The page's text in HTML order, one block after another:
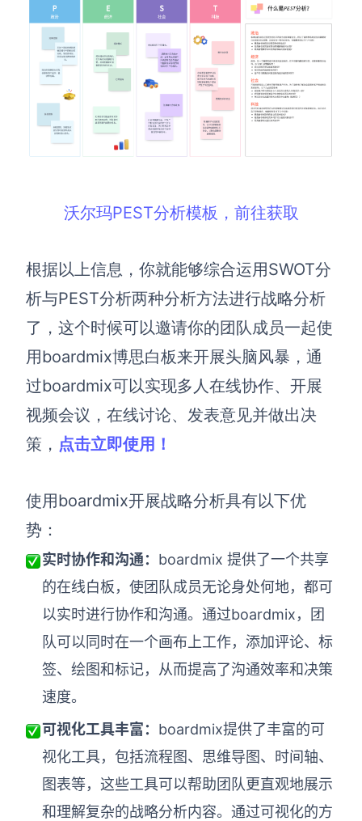
沃尔玛PEST分析模板，前往获取
根据以上信息，你就能够综合运用SWOT分
析与PEST分析两种分析方法进行战略分析
了，这个时候可以邀请你的团队成员一起使
用boardmix博思白板来开展头脑风暴，通
过boardmix可以实现多人在线协作、开展
视频会议，在线讨论、发表意见并做出决
策， 点击立即使用！
使用boardmix开展战略分析具有以下优
势：
实时协作和沟通： boardmix 提供了一个共享
的在线白板，使团队成员无论身处何地，都可
以实时进行协作和沟通。通过boardmix，团
队可以同时在一个画布上工作，添加评论、标
签、绘图和标记，从而提高了沟通效率和决策
速度。
可视化工具丰富： boardmix提供了丰富的可
视化工具，包括流程图、思维导图、时间轴、
图表等，这些工具可以帮助团队更直观地展示
和理解复杂的战略分析内容。通过可视化的方